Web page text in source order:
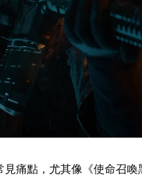
痛點，尤其像《使命召